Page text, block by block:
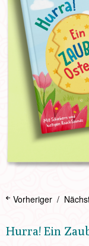
Vorheriger
Hurra! Ein